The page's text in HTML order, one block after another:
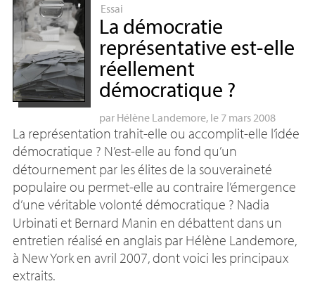
Essai
La démocratie
représentative est-elle
réellement
démocratique ?
par Hélène Landemore, le 7 mars 2008
La représentation trahit-elle ou accomplit-elle l’idée
démocratique ? N’est-elle au fond qu’un
détournement par les élites de la souveraineté
populaire ou permet-elle au contraire l’émergence
d’une véritable volonté démocratique ? Nadia
Urbinati et Bernard Manin en débattent dans un
entretien réalisé en anglais par Hélène Landemore,
à New York en avril 2007, dont voici les principaux
extraits.